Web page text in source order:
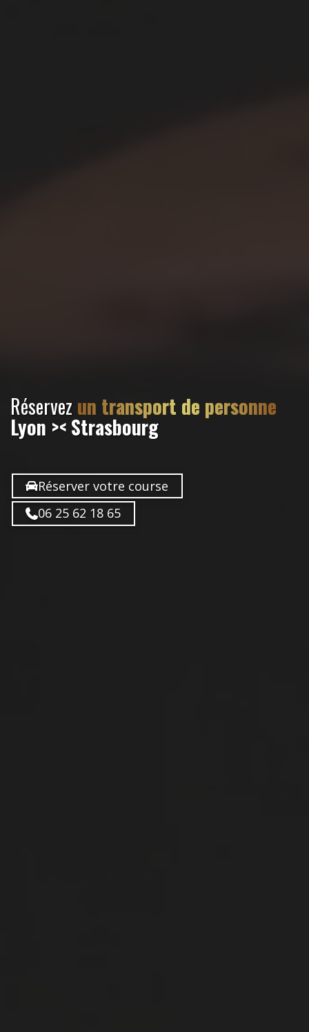
Réservez un transport de personne
Lyon >< Strasbourg
Réserver votre course
06 25 62 18 65